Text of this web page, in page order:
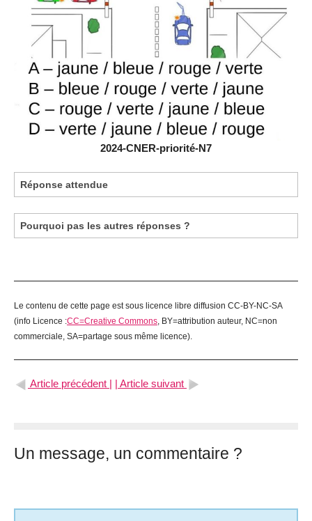
2024-CNER-priorité-N7
Réponse attendue
Pourquoi pas les autres réponses ?
Le contenu de cette page est sous licence libre diffusion CC-BY-NC-SA
(info Licence :CC=Creative Commons, BY=attribution auteur, NC=non
commerciale, SA=partage sous même licence).
Article précédent | | Article suivant
Un message, un commentaire ?